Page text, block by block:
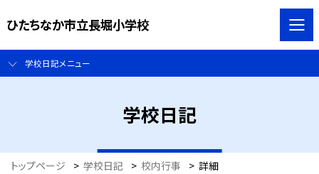
ひたちなか市立長堀小学校
学校日記メニュー
学校日記
トップページ > 学校日記 > 校内行事 > 詳細